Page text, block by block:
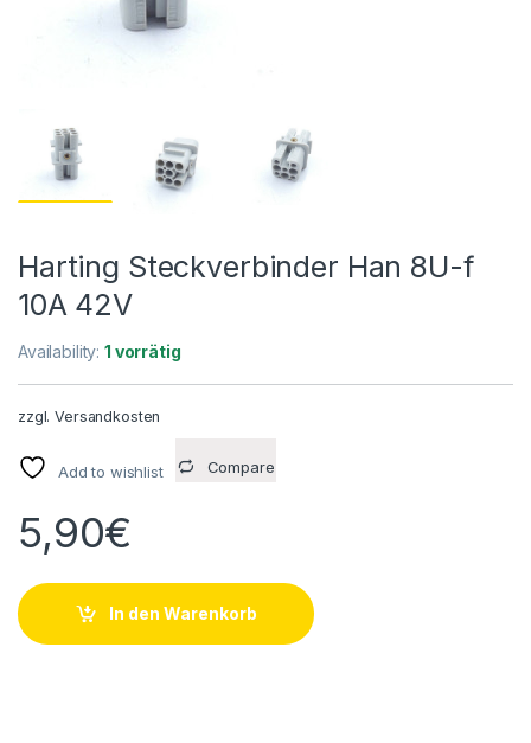
Harting Steckverbinder Han 8U-f
10A 42V
Availability:1 vorrätig
zzgl.Versandkosten
Add to wishlist Compare
5,90€
In den Warenkorb